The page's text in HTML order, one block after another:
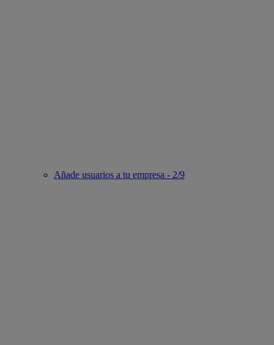
Añade usuarios a tu empresa - 2/9